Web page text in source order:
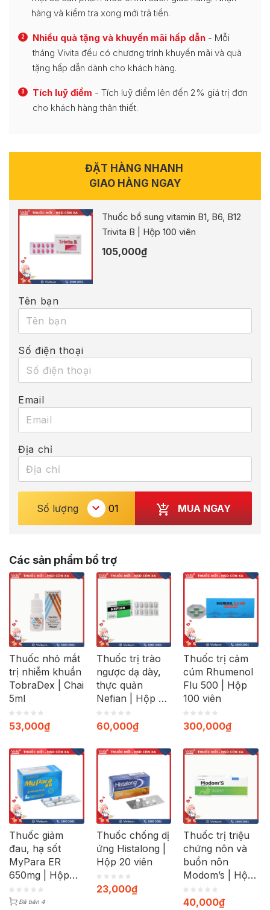
hàng và kiểm tra xong mới trả tiền.
2 Nhiều quà tặng và khuyến mãi hấp dẫn - Mỗi
tháng Vivita đều có chương trình khuyến mãi và quà
tặng hấp dẫn dành cho khách hàng.
3 Tích luỹ điểm - Tích luỹ điểm lên đến 2% giá trị đơn
cho khách hàng thân thiết.
ĐẶT HÀNG NHANH
GIAO HÀNG NGAY
Thuốc bổ sung vitamin B1, B6, B12
Trivita B | Hộp 100 viên
105,000₫
Tên bạn
Số điện thoại
Email
Địa chỉ
Số lượng MUA NGAY
Các sản phẩm bổ trợ
Thuốc nhỏ mắt
trị nhiễm khuẩn
TobraDex | Chai
5ml
53,000₫
Thuốc trị trào
ngược dạ dày,
thực quản
Nefian | Hộp 30
viên
60,000₫
Thuốc trị cảm
cúm Rhumenol
Flu 500 | Hộp
100 viên
300,000₫
Thuốc giảm
đau, hạ sốt
MyPara ER
650mg | Hộp
100 viên
Đã bán 4
Thuốc chống dị
ứng Histalong |
Hộp 20 viên
23,000₫
Thuốc trị triệu
chứng nôn và
buồn nôn
Modom’s | Hộp
100 viên
40,000₫